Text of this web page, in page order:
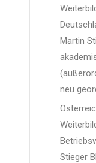
Martin
neu
Stieger